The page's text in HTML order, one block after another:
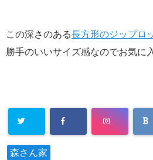
この深さのある長方形のジップロ
勝手のいいサイズ感なのでお気に
森さん家